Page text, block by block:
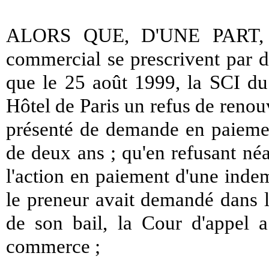
ALORS QUE, D'UNE
commercial se prescrivent par
que le 25 août 1999, la SCI
Hôtel de Paris un refus de
présenté de demande en
de deux ans ; qu'en refusant
l'action en paiement d'une
le preneur avait demandé
de son bail, la Cour d'appel
commerce ;